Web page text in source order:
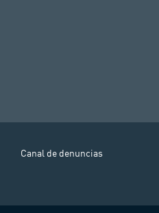
Canal de denuncias